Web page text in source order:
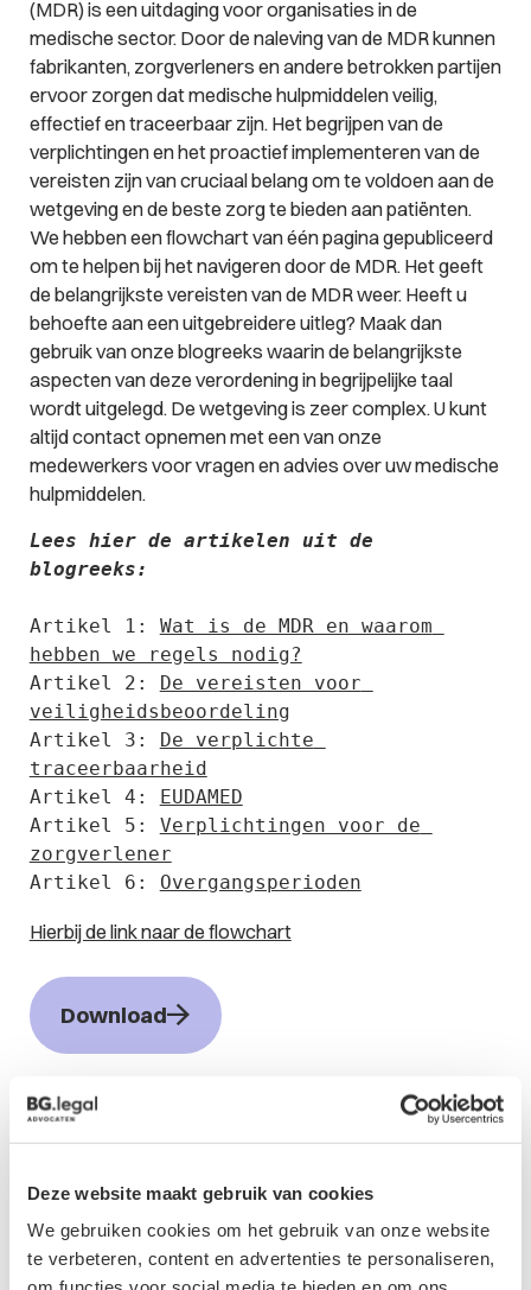
Deze website maakt gebruik van cookies
We gebruiken cookies om het gebruik van onze website
te verbeteren, content en advertenties te personaliseren,
(MDR) is een uitdaging voor organisaties in de
medische sector. Door de naleving van de MDR kunnen
fabrikanten, zorgverleners en andere betrokken partijen
ervoor zorgen dat medische hulpmiddelen veilig,
effectief en traceerbaar zijn. Het begrijpen van de
verplichtingen en het proactief implementeren van de
vereisten zijn van cruciaal belang om te voldoen aan de
wetgeving en de beste zorg te bieden aan patiënten.
We hebben een flowchart van één pagina gepubliceerd
om te helpen bij het navigeren door de MDR. Het geeft
de belangrijkste vereisten van de MDR weer. Heeft u
behoefte aan een uitgebreidere uitleg? Maak dan
gebruik van onze blogreeks waarin de belangrijkste
aspecten van deze verordening in begrijpelijke taal
wordt uitgelegd. De wetgeving is zeer complex. U kunt
altijd contact opnemen met een van onze
medewerkers voor vragen en advies over uw medische
hulpmiddelen.
Lees hier de artikelen uit de
blogreeks:
Artikel 1: Wat is de MDR en waarom
Artikel 2:
De vereisten voor
veiligheidsbeoordeling
Artikel 3:
De verplichte
traceerbaarheid
Artikel 4:
EUDAMED
Artikel 5: Verplichtingen voor de
zorgverlener
Artikel 6: Overgangsperioden
Hierbij de link naar de flowchart
Download
Contactformulier